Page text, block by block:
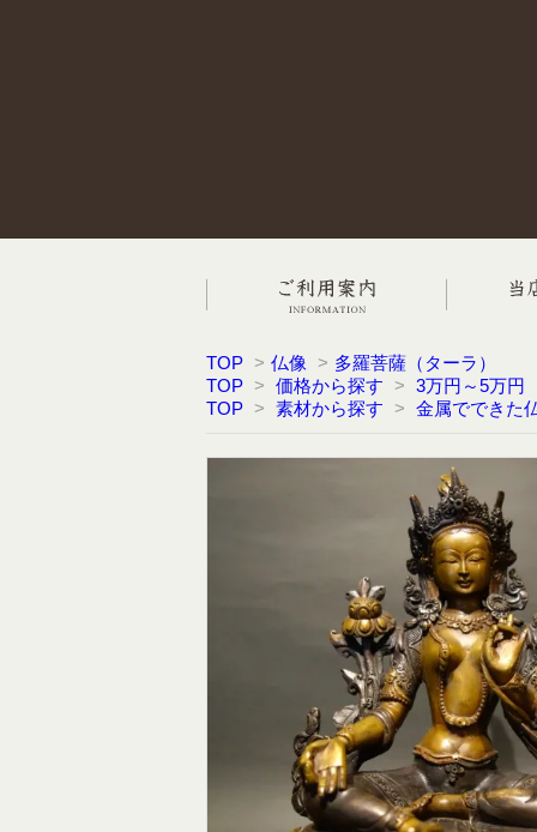
TOP > 仏像 > 多羅菩薩（ターラ）
TOP > 価格から探す > 3万円～5万円
TOP > 素材から探す > 金属でできた